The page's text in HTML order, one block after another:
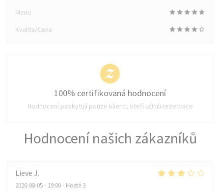
Hodnocení našich zákazníků
Lieve J
2026-08-05- 19:00 - Hosté 3
Menu
Kvalita/Cena
100% certifikovaná hodnocení
Hodnocení poskytují pouze klienti, kteří učinili rezervace